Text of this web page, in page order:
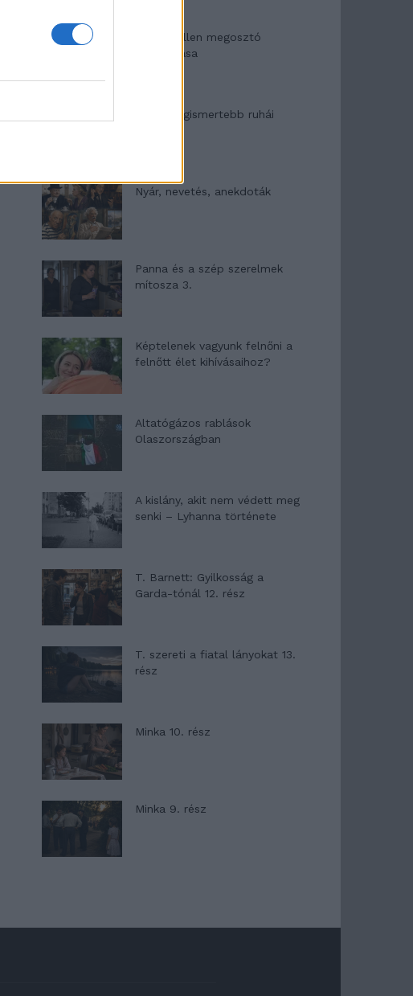
Woody Allen megosztó
zsenialitása
A világ legismertebb ruhái
Nyár, nevetés, anekdoták
Panna és a szép szerelmek
mítosza 3.
Képtelenek vagyunk felnőni a
felnőtt élet kihívásaihoz?
Altatógázos rablások
Olaszországban
A kislány, akit nem védett meg
senki – Lyhanna története
T. Barnett: Gyilkosság a
Garda-tónál 12. rész
T. szereti a fiatal lányokat 13.
rész
Minka 10. rész
Minka 9. rész